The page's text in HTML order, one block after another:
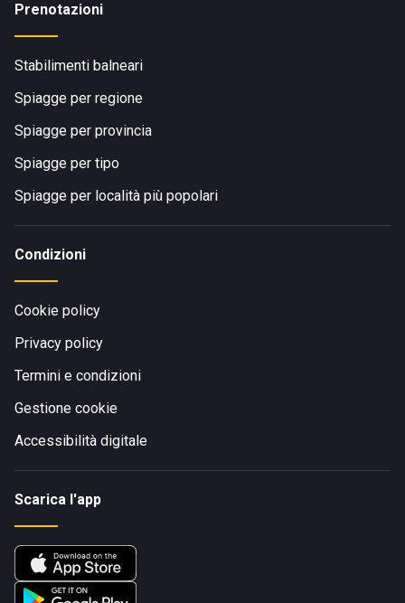
Prenotazioni
Stabilimenti balneari
Spiagge per regione
Spiagge per provincia
Spiagge per tipo
Spiagge per località più popolari
Condizioni
Cookie policy
Privacy policy
Termini e condizioni
Gestione cookie
Accessibilità digitale
Scarica l'app